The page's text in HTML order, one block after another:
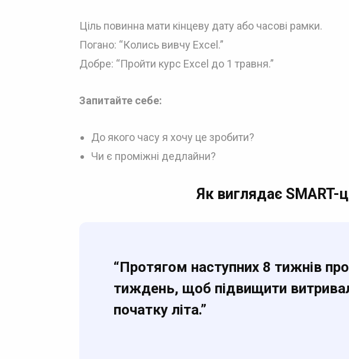
Ціль повинна мати кінцеву дату або часові рамки.
Погано: “Колись вивчу Excel.”
Добре: “Пройти курс Excel до 1 травня.”
Запитайте себе:
До якого часу я хочу це зробити?
Чи є проміжні дедлайни?
Як виглядає SMART-
“Протягом наступних 8 тижнів
тиждень, щоб підвищити
початку літа.”